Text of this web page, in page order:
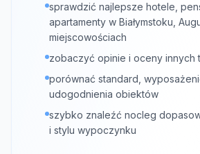
sprawdzić najlepsze hotele,
apartamenty w Białymstoku,
miejscowościach
zobaczyć opinie i oceny innych
porównać standard,
udogodnienia obiektów
szybko znaleźć nocleg
i stylu wypoczynku